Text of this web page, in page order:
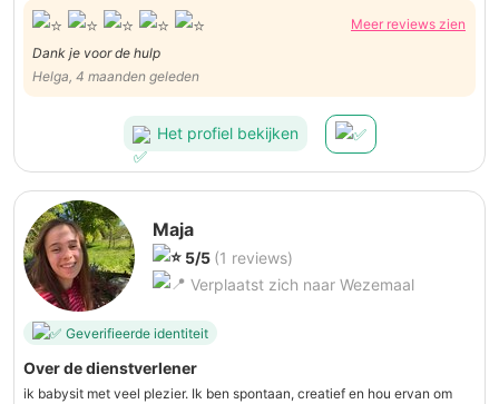
Meer reviews zien
Dank je voor de hulp
Helga, 4 maanden geleden
Het profiel bekijken
Maja
5/5 (1 reviews)
Verplaatst zich naar Wezemaal
Geverifieerde identiteit
Over de dienstverlener
ik babysit met veel plezier. Ik ben spontaan, creatief en hou ervan om